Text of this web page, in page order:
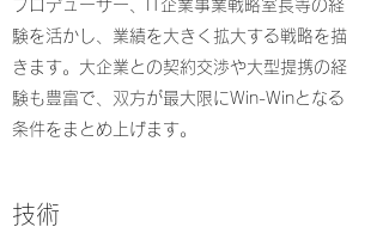
プロデューサー、IT企業事業戦略室長等の経
験を活かし、業績を大きく拡大する戦略を描
きます。大企業との契約交渉や大型提携の経
験も豊富で、双方が最大限にWin-Winとなる
条件をまとめ上げます。
​技術